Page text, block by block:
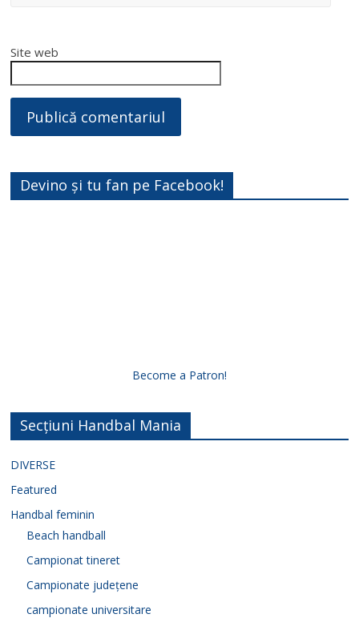
Site web
Devino și tu fan pe Facebook!
Become a Patron!
Secțiuni Handbal Mania
DIVERSE
Featured
Handbal feminin
Beach handball
Campionat tineret
Campionate județene
campionate universitare